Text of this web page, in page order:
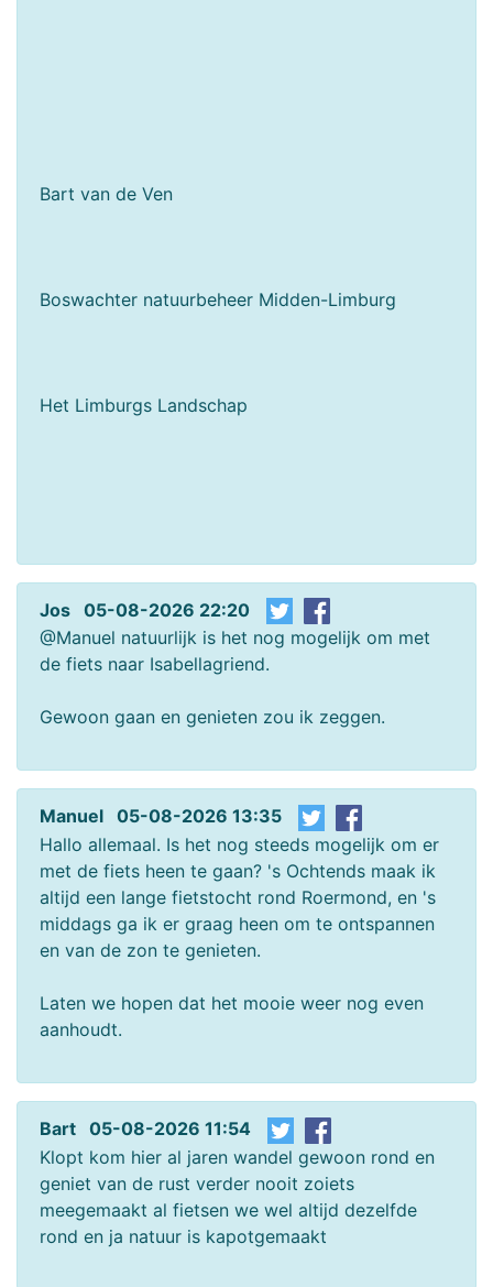
Bart van de Ven
Boswachter natuurbeheer Midden-Limburg
Het Limburgs Landschap
Jos 05-08-2026 22:20
@Manuel natuurlijk is het nog mogelijk om met
de fiets naar Isabellagriend.
Gewoon gaan en genieten zou ik zeggen.
Manuel 05-08-2026 13:35
Hallo allemaal. Is het nog steeds mogelijk om er
met de fiets heen te gaan? 's Ochtends maak ik
altijd een lange fietstocht rond Roermond, en 's
middags ga ik er graag heen om te ontspannen
en van de zon te genieten.
Laten we hopen dat het mooie weer nog even
aanhoudt.
Bart 05-08-2026 11:54
Klopt kom hier al jaren wandel gewoon rond en
geniet van de rust verder nooit zoiets
meegemaakt al fietsen we wel altijd dezelfde
rond en ja natuur is kapotgemaakt